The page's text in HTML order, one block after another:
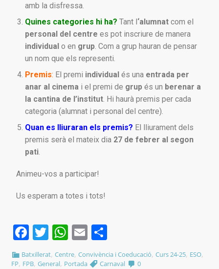
amb la disfressa.
Quines categories hi ha? Tant l‘alumnat com el
personal del centre es pot inscriure de manera
individual o en grup. Com a grup hauran de pensar
un nom que els representi.
Premis: El premi individual és una entrada per
anar al cinema i el premi de grup és un berenar a
la cantina de l’institut. Hi haurà premis per cada
categoria (alumnat i personal del centre).
Quan es lliuraran els premis? El lliurament dels
premis serà el mateix dia 27 de febrer al segon
pati.
Animeu-vos a participar!
Us esperam a totes i tots!
Facebook
Twitter
WhatsApp
Email
Batxillerat,Centre,Convivència i Coeducació,Curs 24-25, ESO,
FP, FPB, General, Portada Carnaval 0